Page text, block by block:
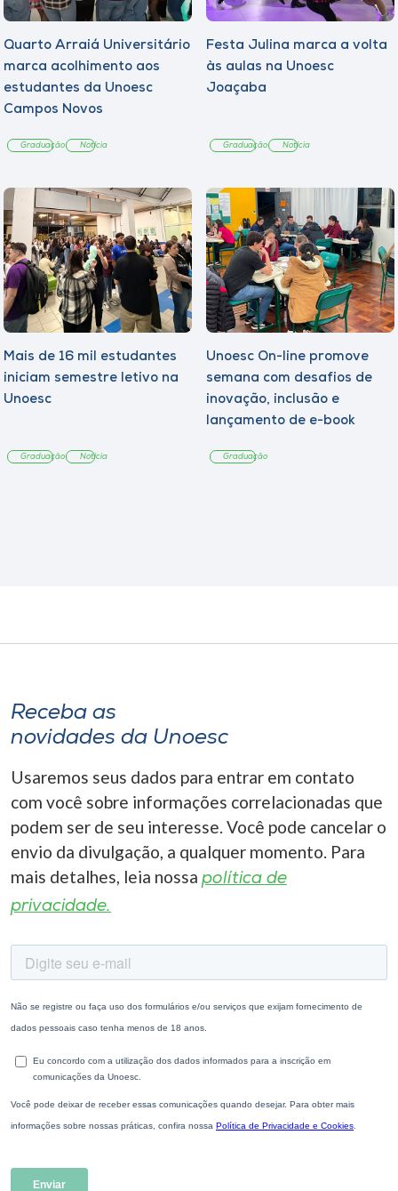
Quarto Arraiá Universitário
marca acolhimento aos
estudantes da Unoesc
Campos Novos
Graduação Notícia
Festa Julina marca a volta
às aulas na Unoesc
Joaçaba
Graduação Notícia
Mais de 16 mil estudantes
iniciam semestre letivo na
Unoesc
Graduação Notícia
Unoesc On-line promove
semana com desafios de
inovação, inclusão e
lançamento de e-book
Graduação
Receba as
novidades da Unoesc
Usaremos seus dados para entrar em contato
com você sobre informações correlacionadas que
podem ser de seu interesse. Você pode cancelar o
envio da divulgação, a qualquer momento. Para
mais detalhes, leia nossa política de
privacidade.